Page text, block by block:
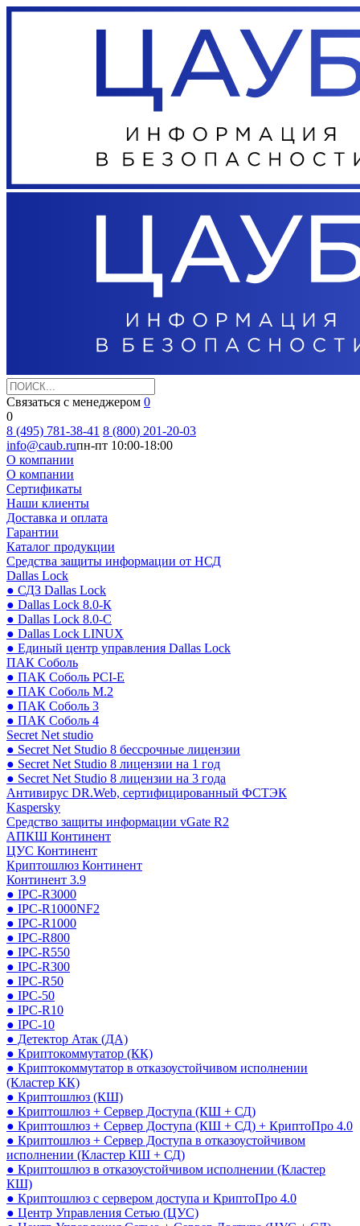
Связаться с менеджером 0
0
8 (495) 781-38-41 8 (800) 201-20-03
info@caub.ruпн-пт 10:00-18:00
О компании
О компании
Сертификаты
Наши клиенты
Доставка и оплата
Гарантии
Каталог продукции
Средства защиты информации от НСД
Dallas Lock
● СДЗ Dallas Lock
● Dallas Lock 8.0-К
● Dallas Lock 8.0-С
● Dallas Lock LINUX
● Единый центр управления Dallas Lock
ПАК Соболь
● ПАК Соболь PCI-E
● ПАК Соболь М.2
● ПАК Соболь 3
● ПАК Соболь 4
Secret Net studio
● Secret Net Studio 8 бессрочные лицензии
● Secret Net Studio 8 лицензии на 1 год
● Secret Net Studio 8 лицензии на 3 года
Антивирус DR.Web, сертифицированный ФСТЭК
Kaspersky
Средство защиты информации vGate R2
АПКШ Континент
ЦУС Континент
Криптошлюз Континент
Континент 3.9
● IPC-R3000
● IPC-R1000NF2
● IPC-R1000
● IPC-R800
● IPC-R550
● IPC-R300
● IPC-R50
● IPC-50
● IPC-R10
● IPC-10
● Детектор Атак (ДА)
● Криптокоммутатор (КК)
● Криптокоммутатор в отказоустойчивом исполнении
(Кластер КК)
● Криптошлюз (КШ)
● Криптошлюз + Сервер Доступа (КШ + СД)
● Криптошлюз + Сервер Доступа (КШ + СД) + КриптоПро 4.0
● Криптошлюз + Сервер Доступа в отказоустойчивом
исполнении (Кластер КШ + СД)
● Криптошлюз в отказоустойчивом исполнении (Кластер
КШ)
● Криптошлюз с сервером доступа и КриптоПро 4.0
● Центр Управления Сетью (ЦУС)